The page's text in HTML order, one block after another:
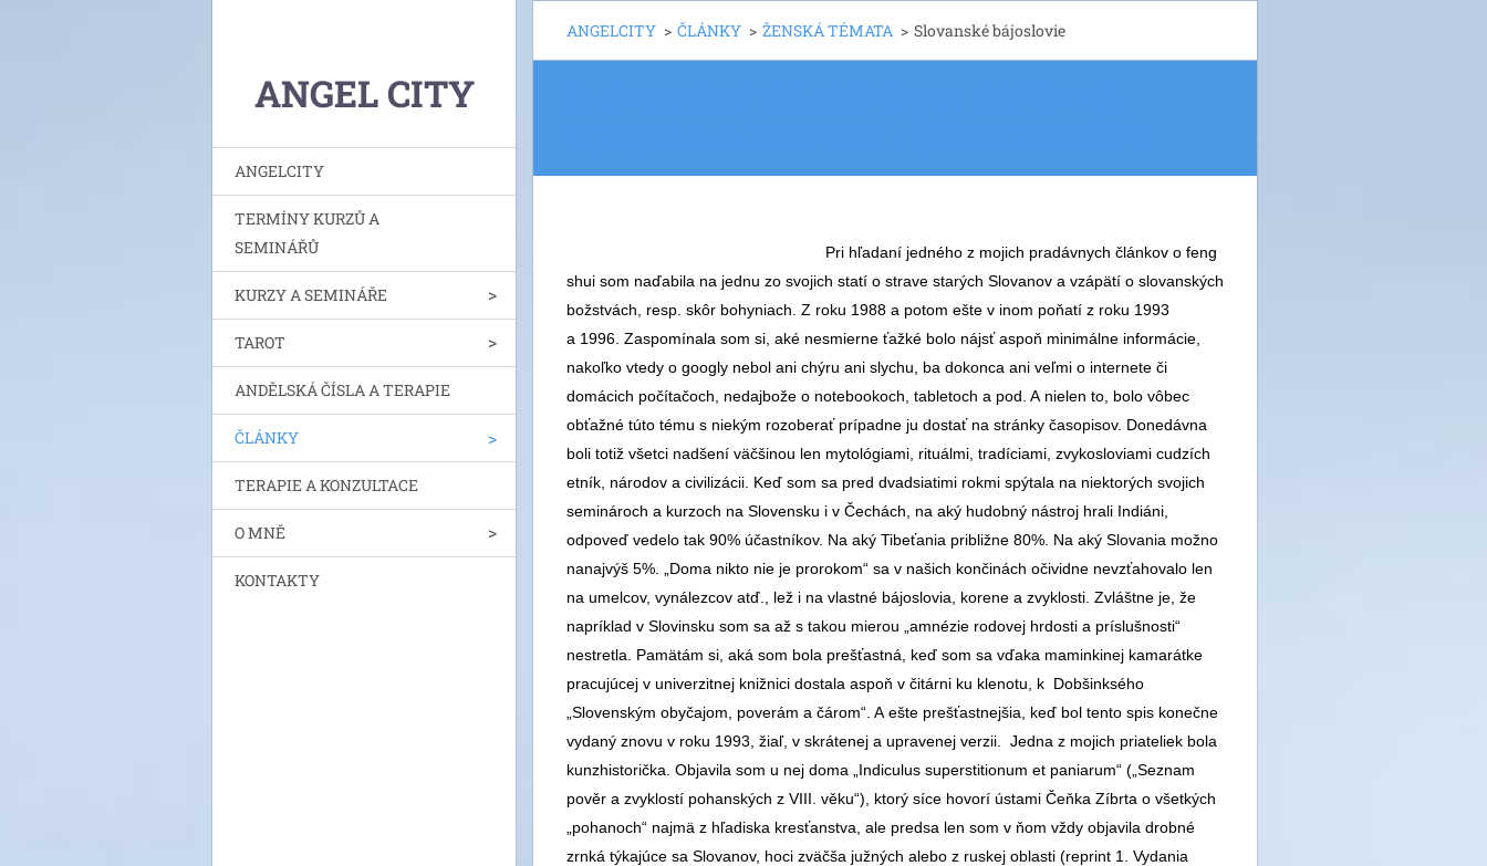
ANGEL CITY
ANGELCITY
TERMÍNY KURZŮ A
SEMINÁŘŮ
KURZY A SEMINÁŘE
TAROT
ANDĚLSKÁ ČÍSLA A TERAPIE
ČLÁNKY
TERAPIE A KONZULTACE
O MNĚ
KONTAKTY
ANGELCITY > ČLÁNKY > ŽENSKÁ TÉMATA > Slovanské bájoslovie
Pri hľadaní jedného z mojich pradávnych článkov o feng
shui som naďabila na jednu zo svojich statí o strave starých Slovanov a vzápätí o slovanských
božstvách, resp. skôr bohyniach. Z roku 1988 a potom ešte v inom poňatí z roku 1993
a 1996. Zaspomínala som si, aké nesmierne ťažké bolo nájsť aspoň minimálne informácie,
nakoľko vtedy o googly nebol ani chýru ani slychu, ba dokonca ani veľmi o internete či
domácich počítačoch, nedajbože o notebookoch, tabletoch a pod. A nielen to, bolo vôbec
obťažné túto tému s niekým rozoberať prípadne ju dostať na stránky časopisov. Donedávna
boli totiž všetci nadšení väčšinou len mytológiami, rituálmi, tradíciami, zvykosloviami cudzích
etník, národov a civilizácii. Keď som sa pred dvadsiatimi rokmi spýtala na niektorých svojich
seminároch a kurzoch na Slovensku i v Čechách, na aký hudobný nástroj hrali Indiáni,
odpoveď vedelo tak 90% účastníkov. Na aký Tibeťania približne 80%. Na aký Slovania možno
nanajvýš 5%. „Doma nikto nie je prorokom“ sa v našich končinách očividne nevzťahovalo len
na umelcov, vynálezcov atď., lež i na vlastné bájoslovia, korene a zvyklosti. Zvláštne je, že
napríklad v Slovinsku som sa až s takou mierou „amnézie rodovej hrdosti a príslušnosti“
nestretla. Pamätám si, aká som bola prešťastná, keď som sa vďaka maminkinej kamarátke
pracujúcej v univerzitnej knižnici dostala aspoň v čitárni ku klenotu, k Dobšinksého
„Slovenským obyčajom, poverám a čárom“. A ešte prešťastnejšia, keď bol tento spis konečne
vydaný znovu v roku 1993, žiaľ, v skrátenej a upravenej verzii. Jedna z mojich priateliek bola
kunzhistorička. Objavila som u nej doma „Indiculus superstitionum et paniarum“ („Seznam
pověr a zvyklostí pohanských z VIII. věku“), ktorý síce hovorí ústami Čeňka Zíbrta o všetkých
„pohanoch“ najmä z hľadiska kresťanstva, ale predsa len som v ňom vždy objavila drobné
zrnká týkajúce sa Slovanov, hoci zväčša južných alebo z ruskej oblasti (reprint 1. Vydania